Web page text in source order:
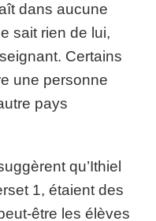
dans aucune
sait rien de lui,
Certains
une personne
pays
qu’Ithiel
1, étaient des
être les élèves